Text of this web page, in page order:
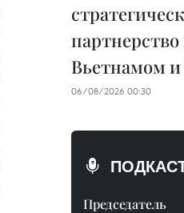
Вьетнамом
06/08/2026 00:30
Председатель